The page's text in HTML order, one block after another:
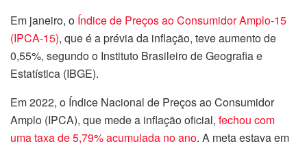
Em janeiro, o Índice de Preços ao Consumidor Amplo-15
(IPCA-15), que é a prévia da inflação, teve aumento de
0,55%, segundo o Instituto Brasileiro de Geografia e
Estatística (IBGE).
Em 2022, o Índice Nacional de Preços ao Consumidor
Amplo (IPCA), que mede a inflação oficial, fechou com
uma taxa de 5,79% acumulada no ano. A meta estava em